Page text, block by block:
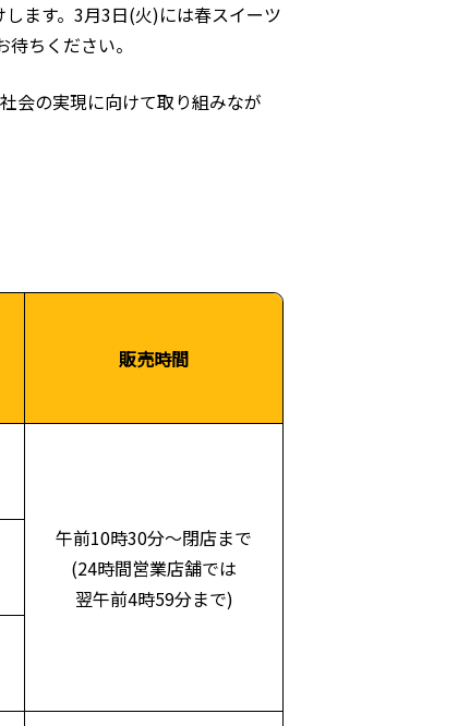
ます。3月3日(火)には春スイーツ
ちください。
会の実現に向けて取り組みなが
販売時間
午前10時30分～閉店まで
(24時間営業店舗では
翌午前4時59分まで)